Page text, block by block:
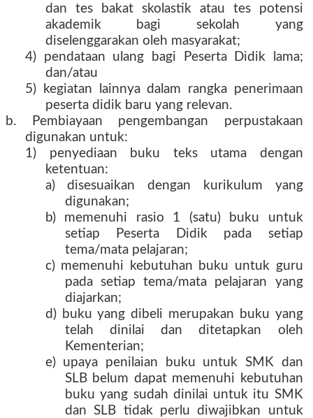
dan tes bakat skolastik atau tes potensi
akademik bagi sekolah yang
diselenggarakan oleh masyarakat;
4) pendataan ulang bagi Peserta Didik lama;
dan/atau
5) kegiatan lainnya dalam rangka penerimaan
peserta didik baru yang relevan.
b. Pembiayaan pengembangan perpustakaan
digunakan untuk:
1) penyediaan buku teks utama dengan
ketentuan:
a) disesuaikan dengan kurikulum yang
digunakan;
b) memenuhi rasio 1 (satu) buku untuk
setiap Peserta Didik pada setiap
tema/mata pelajaran;
c) memenuhi kebutuhan buku untuk guru
pada setiap tema/mata pelajaran yang
diajarkan;
d) buku yang dibeli merupakan buku yang
telah dinilai dan ditetapkan oleh
Kementerian;
e) upaya penilaian buku untuk SMK dan
SLB belum dapat memenuhi kebutuhan
buku yang sudah dinilai untuk itu SMK
dan SLB tidak perlu diwajibkan untuk